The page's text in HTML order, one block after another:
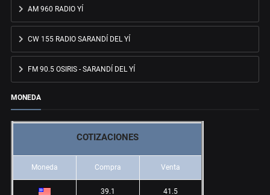
AM 960 RADIO YÍ
CW 155 RADIO SARANDÍ DEL YÍ
FM 90.5 OSIRIS - SARANDÍ DEL YÍ
MONEDA
COTIZACIONES
Moneda Compra Venta
39.1 41.5